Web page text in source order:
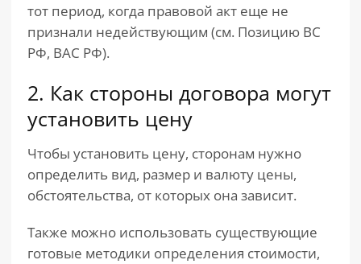
тот период, когда правовой акт еще не
признали недействующим (см. Позицию ВС
РФ, ВАС РФ).
2. Как стороны договора могут
установить цену
Чтобы установить цену, сторонам нужно
определить вид, размер и валюту цены,
обстоятельства, от которых она зависит.
Также можно использовать существующие
готовые методики определения стоимости,